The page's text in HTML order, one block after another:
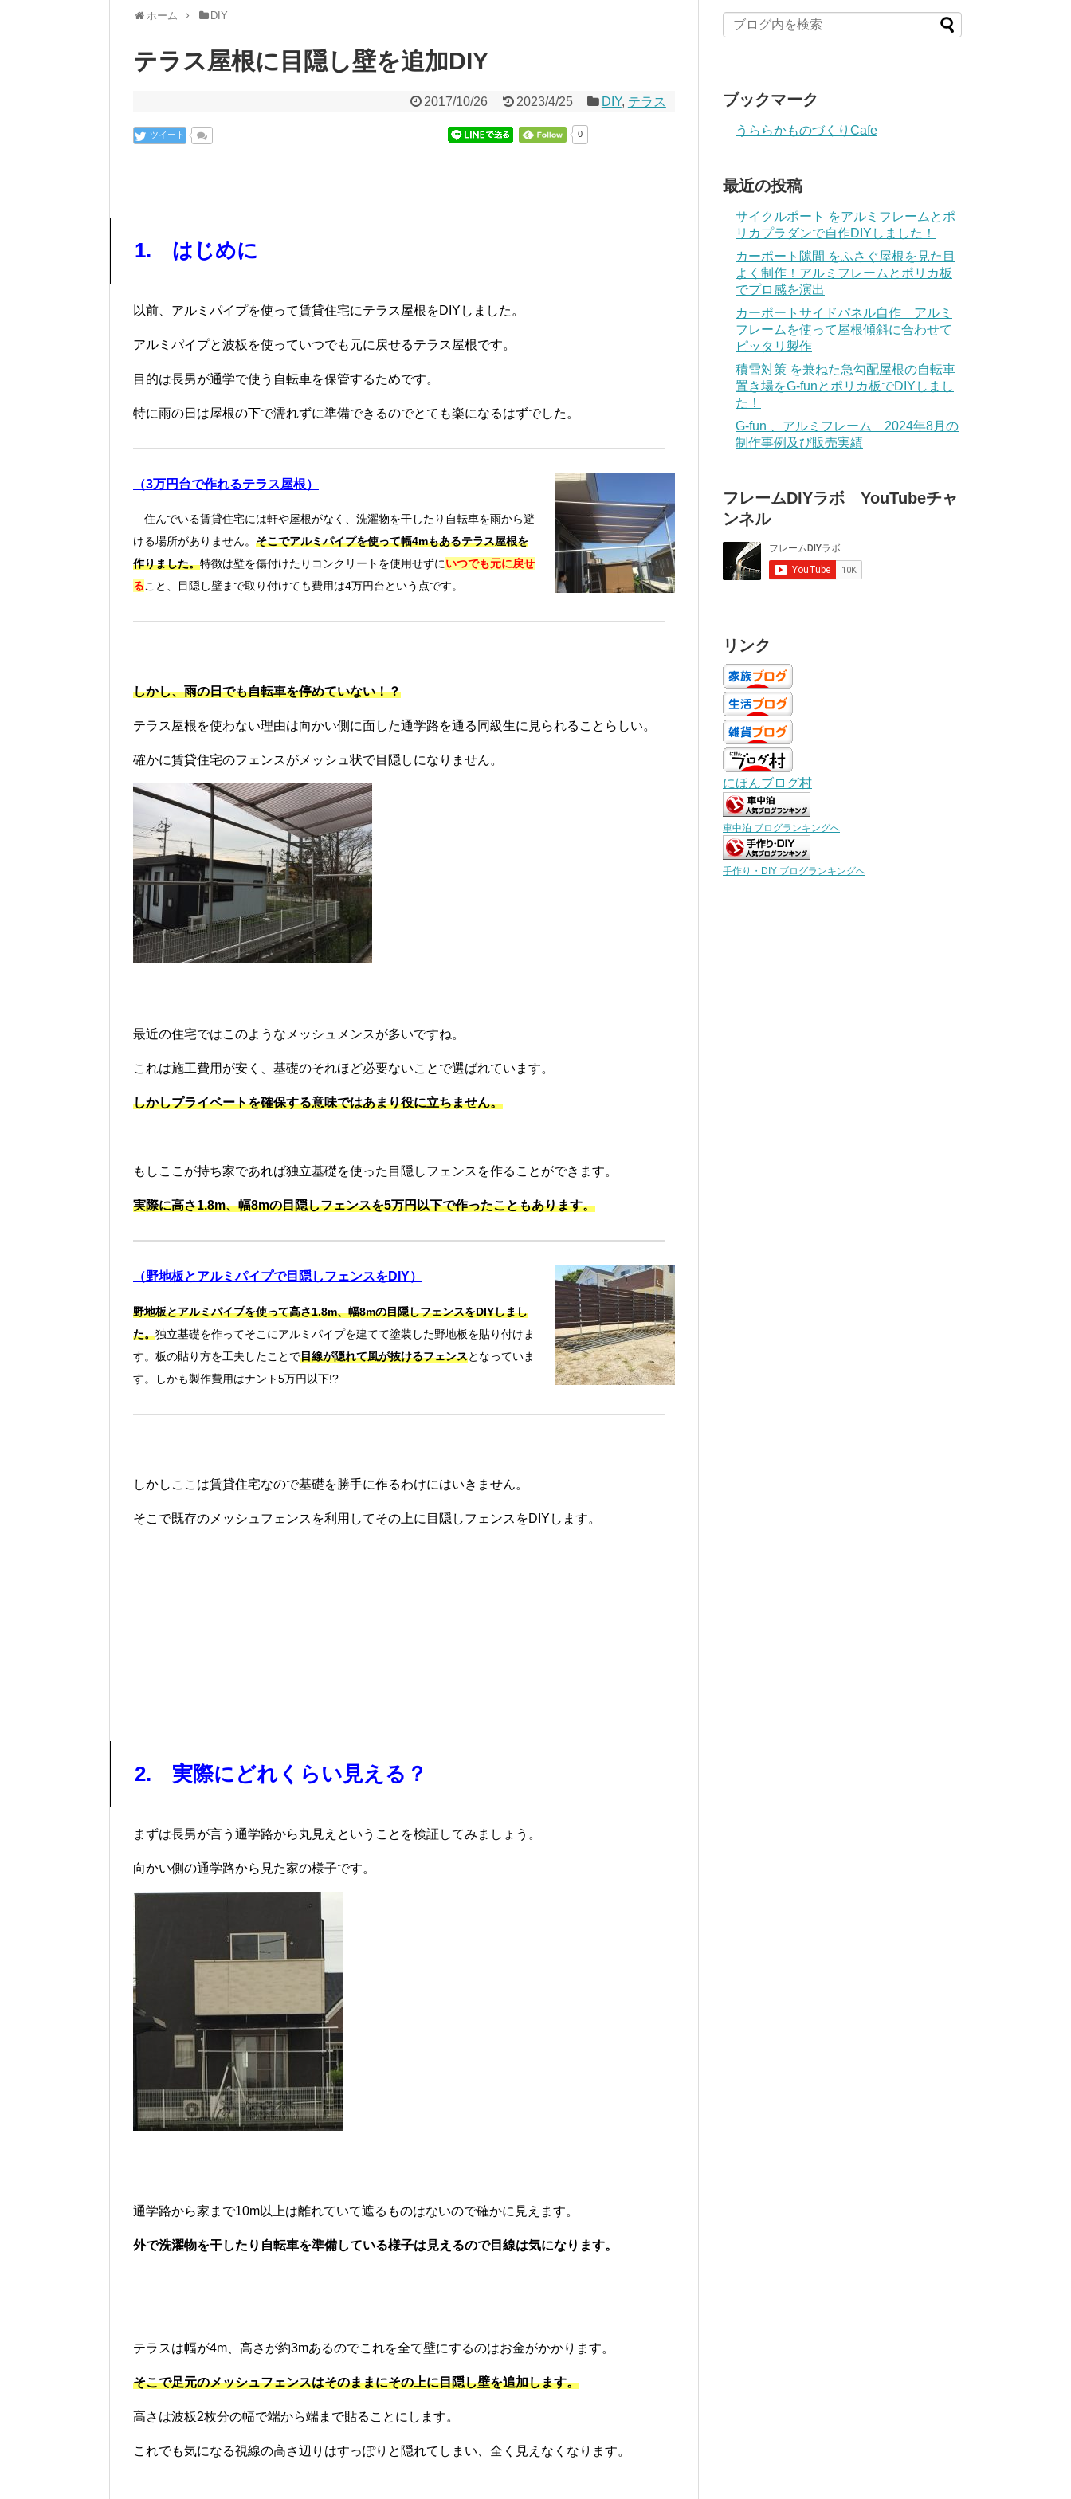
ホーム DIY
テラス屋根に目隠し壁を追加DIY
2017/10/26 2023/4/25 DIY, テラス
ツイート 0
1. はじめに
以前、アルミパイプを使って賃貸住宅にテラス屋根をDIYしました。
アルミパイプと波板を使っていつでも元に戻せるテラス屋根です。
目的は長男が通学で使う自転車を保管するためです。
特に雨の日は屋根の下で濡れずに準備できるのでとても楽になるはずでした。
（3万円台で作れるテラス屋根）
住んでいる賃貸住宅には軒や屋根がなく、洗濯物を干したり自転車を雨から避
ける場所がありません。 そこでアルミパイプを使って幅4mもあるテラス屋根を
作りました。特徴は壁を傷付けたりコンクリートを使用せずにいつでも元に戻せ
ること、目隠し壁まで取り付けても費用は4万円台という点です。
しかし、雨の日でも自転車を停めていない！？
テラス屋根を使わない理由は向かい側に面した通学路を通る同級生に見られることらしい。
確かに賃貸住宅のフェンスがメッシュ状で目隠しになりません。
最近の住宅ではこのようなメッシュメンスが多いですね。
これは施工費用が安く、基礎のそれほど必要ないことで選ばれています。
しかしプライベートを確保する意味ではあまり役に立ちません。
もしここが持ち家であれば独立基礎を使った目隠しフェンスを作ることができます。
実際に高さ1.8m、幅8mの目隠しフェンスを5万円以下で作ったこともあります。
（野地板とアルミパイプで目隠しフェンスをDIY）
野地板とアルミパイプを使って高さ1.8m、幅8mの目隠しフェンスをDIYしまし
た。独立基礎を作ってそこにアルミパイプを建てて塗装した野地板を貼り付けま
す。板の貼り方を工夫したことで目線が隠れて風が抜けるフェンスとなっていま
す。しかも製作費用はナント5万円以下!?
しかしここは賃貸住宅なので基礎を勝手に作るわけにはいきません。
そこで既存のメッシュフェンスを利用してその上に目隠しフェンスをDIYします。
2. 実際にどれくらい見える？
まずは長男が言う通学路から丸見えということを検証してみましょう。
向かい側の通学路から見た家の様子です。
通学路から家まで10m以上は離れていて遮るものはないので確かに見えます。
外で洗濯物を干したり自転車を準備している様子は見えるので目線は気になります。
テラスは幅が4m、高さが約3mあるのでこれを全て壁にするのはお金がかかります。
そこで足元のメッシュフェンスはそのままにその上に目隠し壁を追加します。
高さは波板2枚分の幅で端から端まで貼ることにします。
これでも気になる視線の高さ辺りはすっぽりと隠れてしまい、全く見えなくなります。
ブックマーク
うららかものづくりCafe
最近の投稿
サイクルポート をアルミフレームとポ
リカプラダンで自作DIYしました！
カーポート隙間 をふさぐ屋根を見た目
よく制作！アルミフレームとポリカ板
でプロ感を演出
カーポートサイドパネル自作 アルミ
フレームを使って屋根傾斜に合わせて
ピッタリ製作
積雪対策 を兼ねた急勾配屋根の自転車
置き場をG-funとポリカ板でDIYしまし
た！
G-fun 、アルミフレーム 2024年8月の
制作事例及び販売実績
フレームDIYラボ YouTubeチャ
ンネル
リンク
にほんブログ村
車中泊 ブログランキングへ
手作り・DIY ブログランキングへ